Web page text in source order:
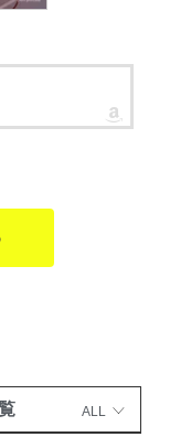
ALL